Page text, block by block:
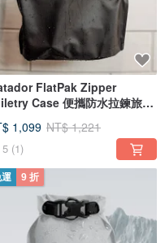
FlatPak Zipper
Case 便攜防水拉鍊旅行
1,099 NT$ 1,221
5 (1)
9 折